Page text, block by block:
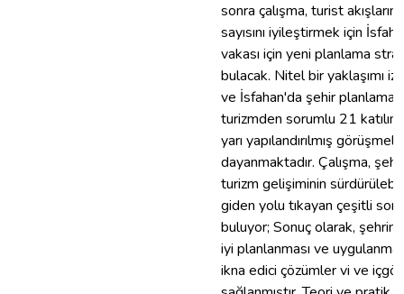
sonra çalışma, turist
sayısını iyileştirmek için
vakası için yeni planlama
bulacak. Nitel bir yaklaşımı
ve İsfahan'da şehir planlama
turizmden sorumlu 21
yarı yapılandırılmış
dayanmaktadır. Çalışma,
turizm gelişiminin
giden yolu tıkayan çeşitli
buluyor; Sonuç olarak, şehrin
iyi planlanması ve
ikna edici çözümler vi ve